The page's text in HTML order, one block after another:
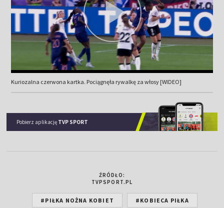
Kuriozalna czerwona kartka. Pociągnęła rywalkę za włosy [WIDEO]
Pobierz aplikację TVP SPORT
ŹRÓDŁO:
TVPSPORT.PL
#PIŁKA NOŻNA KOBIET #KOBIECA PIŁKA